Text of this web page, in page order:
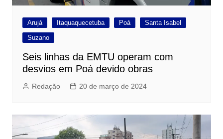
Arujá Itaquaquecetuba Poá
Santa Isabel
Suzano
Seis linhas da EMTU operam com
desvios em Poá devido obras
Redação 20 de março de 2024